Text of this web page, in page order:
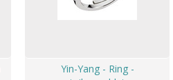
Yin-Yang - Ring -